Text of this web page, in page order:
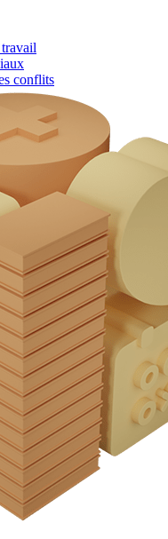
conflits